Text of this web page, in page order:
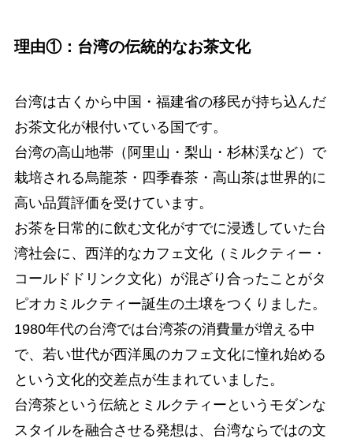
理由①：台湾の伝統的なお茶文化
台湾は古くから中国・福建省の移民が持ち込んだ
お茶文化が根付いている国です。
台湾の高山地帯（阿里山・梨山・杉林渓など）で
栽培される烏龍茶・四季春茶・高山茶は世界的に
高い品質評価を受けています。
お茶を日常的に飲む文化がすでに浸透していた台
湾社会に、西洋的なカフェ文化（ミルクティー・
コールドドリンク文化）が混ざり合ったことがタ
ピオカミルクティー誕生の土壌をつくりました。
1980年代の台湾では台湾茶の消費量が増える中
で、若い世代が西洋風のカフェ文化に憧れ始める
という文化的交差点が生まれていました。
台湾茶という伝統とミルクティーというモダンな
スタイルを融合させる発想は、台湾ならではの文